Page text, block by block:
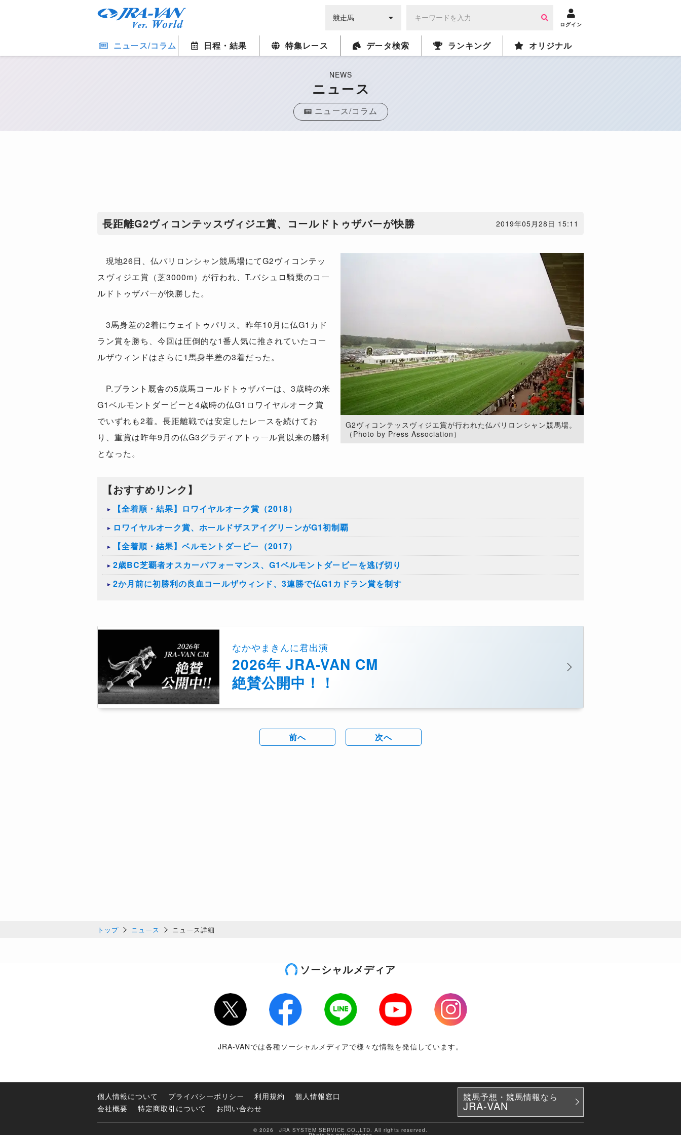
ログイン
ニュース/コラム 日程・結果 特集レース データ検索 ランキング オリジナル
NEWS
ニュース
ニュース/コラム
長距離G2ヴィコンテッスヴィジエ賞、コールドトゥザバーが快勝 2019年05月28日 15:11
G2ヴィコンテッスヴィジエ賞が行われた仏パリロンシャン競馬場。
（Photo by Press Association）
現地26日、仏パリロンシャン競馬場にてG2ヴィコンテッ
スヴィジエ賞（芝3000m）が行われ、T.バシュロ騎乗のコー
ルドトゥザバーが快勝した。
3馬身差の2着にウェイトゥパリス。昨年10月に仏G1カド
ラン賞を勝ち、今回は圧倒的な1番人気に推されていたコー
ルザウィンドはさらに1馬身半差の3着だった。
P.ブラント厩舎の5歳馬コールドトゥザバーは、3歳時の米
G1ベルモントダービーと4歳時の仏G1ロワイヤルオーク賞
でいずれも2着。長距離戦では安定したレースを続けてお
り、重賞は昨年9月の仏G3グラディアトゥール賞以来の勝利
となった。
【おすすめリンク】
【全着順・結果】ロワイヤルオーク賞（2018）
ロワイヤルオーク賞、ホールドザスアイグリーンがG1初制覇
【全着順・結果】ベルモントダービー（2017）
2歳BC芝覇者オスカーパフォーマンス、G1ベルモントダービーを逃げ切り
2か月前に初勝利の良血コールザウィンド、3連勝で仏G1カドラン賞を制す
なかやまきんに君出演
2026年 JRA-VAN CM
絶賛公開中！！
前へ 次へ
トップ ニュース ニュース詳細
ソーシャルメディア
Twitter Facebook LINE Youtube
Instagram
JRA-VANでは各種ソーシャルメディアで様々な情報を発信しています。
個人情報について プライバシーポリシー 利用規約
個人情報窓口
会社概要
特定商取引について お問い合わせ
競馬予想・競馬情報なら
JRA-VAN
© 2026 JRA SYSTEM SERVICE CO.,LTD. All rights reserved.